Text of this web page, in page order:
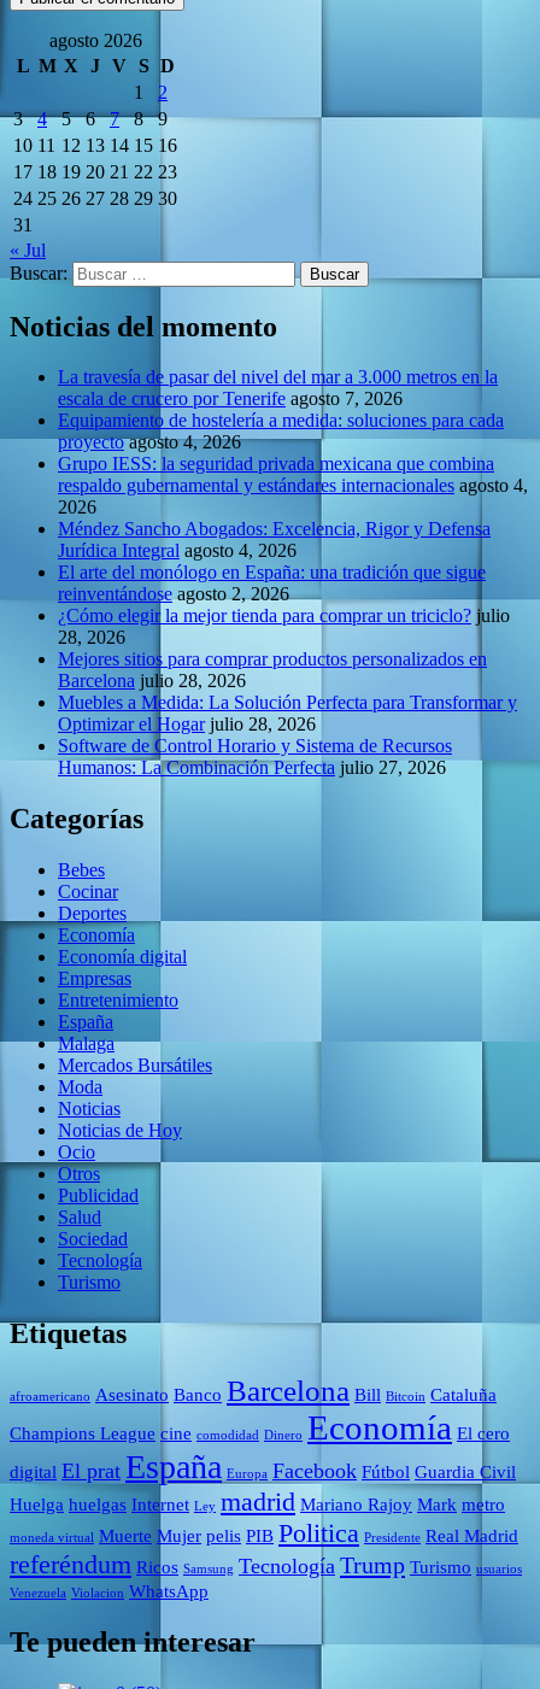
agosto 2026
L M X J V S D
1
2
3
4 5 6 7 8
9
10 11 12 13 14 15 16
17 18 19 20 21 22 23
24 25 26 27 28 29 30
31
« Jul
Buscar:
Noticias del momento
La travesía de pasar del nivel del mar a 3.000 metros en la
escala de crucero por Tenerife agosto 7, 2026
Equipamiento de hostelería a medida: soluciones para cada
proyecto agosto 4, 2026
Grupo IESS: la seguridad privada mexicana que combina
respaldo gubernamental y estándares internacionales agosto 4,
2026
Méndez Sancho Abogados: Excelencia, Rigor y Defensa
Jurídica Integral agosto 4, 2026
El arte del monólogo en España: una tradición que sigue
reinventándose agosto 2, 2026
¿Cómo elegir la mejor tienda para comprar un triciclo? julio
28, 2026
Mejores sitios para comprar productos personalizados en
Barcelona julio 28, 2026
Muebles a Medida: La Solución Perfecta para Transformar y
Optimizar el Hogar julio 28, 2026
Software de Control Horario y Sistema de Recursos
Humanos: La Combinación Perfecta julio 27, 2026
Categorías
Bebes
Cocinar
Deportes
Economía
Economía digital
Empresas
Entretenimiento
España
Malaga
Mercados Bursátiles
Moda
Noticias
Noticias de Hoy
Ocio
Otros
Publicidad
Salud
Sociedad
Tecnología
Turismo
Etiquetas
afroamericano Asesinato Banco Barcelona Bill Bitcoin Cataluña
Champions League cine comodidad Dinero Economía El cero
digital El prat España Europa Facebook Fútbol Guardia Civil
Huelga huelgas Internet Ley madrid Mariano Rajoy Mark metro
moneda virtual Muerte Mujer pelis PIB Politica Presidente Real Madrid
referéndum Ricos Samsung Tecnología Trump Turismo usuarios
Venezuela Violacion WhatsApp
Te pueden interesar